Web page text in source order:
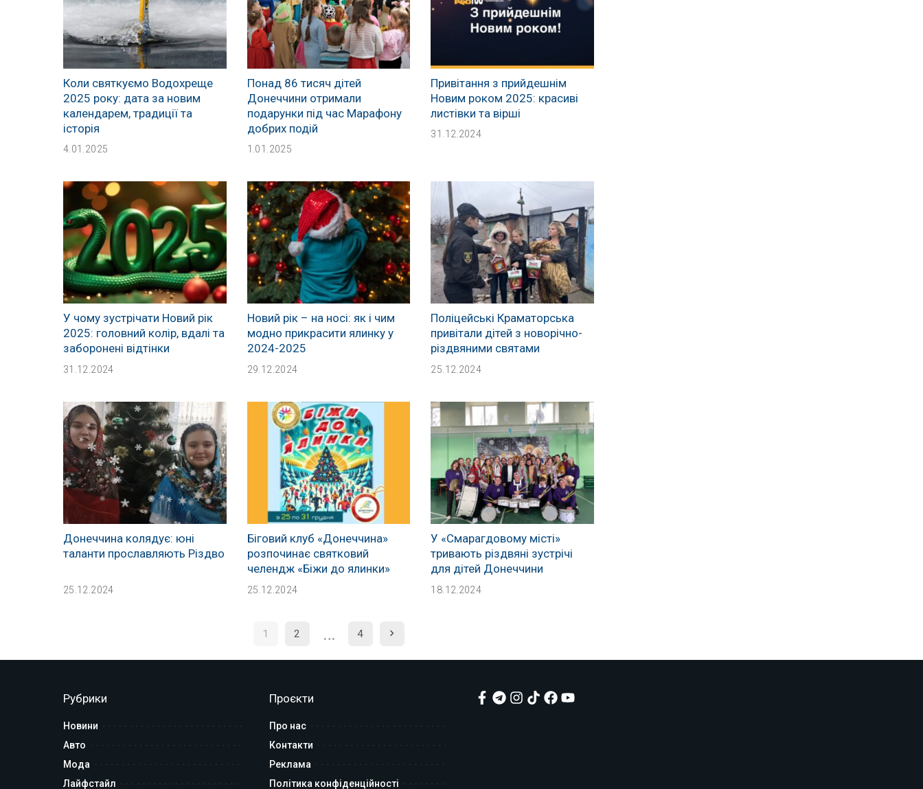
Коли святкуємо Водохреще
2025 року: дата за новим
календарем, традиції та
історія
4.01.2025
Понад 86 тисяч дітей
Донеччини отримали
подарунки під час Марафону
добрих подій
1.01.2025
Привітання з прийдешнім
Новим роком 2025: красиві
листівки та вірші
31.12.2024
У чому зустрічати Новий рік
2025: головний колір, вдалі та
заборонені відтінки
31.12.2024
Новий рік – на носі: як і чим
модно прикрасити ялинку у
2024-2025
29.12.2024
Поліцейські Краматорська
привітали дітей з новорічно-
різдвяними святами
25.12.2024
Донеччина колядує: юні
таланти прославляють Різдво
25.12.2024
Біговий клуб «Донеччина»
розпочинає святковий
челендж «Біжи до ялинки»
25.12.2024
У «Смарагдовому місті»
тривають різдвяні зустрічі
для дітей Донеччини
18.12.2024
1 2 … 4
Рубрики
Новини
Авто
Мода
Лайфстайл
Проєкти
Про нас
Контакти
Реклама
Політика конфіденційності